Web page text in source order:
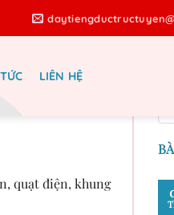
LIÊN HỆ
quạt điện, khung